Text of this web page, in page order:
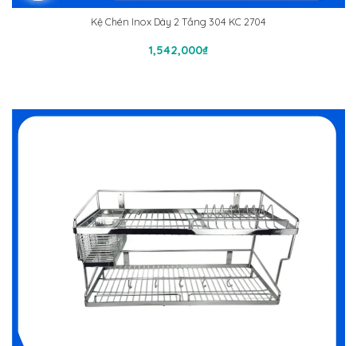
Kệ Chén Inox Dày 2 Tầng 304 KC 2704
1,542,000₫
Thêm Vào Giỏ Hàng